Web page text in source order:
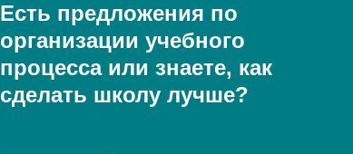
Есть предложения по
организации учебного
процесса или знаете, как
сделать школу лучше?